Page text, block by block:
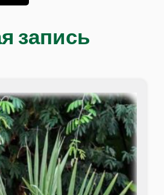
запись